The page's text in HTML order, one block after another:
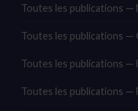
Toutes les publications —
Toutes les publications —
Toutes les publications —
Toutes les publications —